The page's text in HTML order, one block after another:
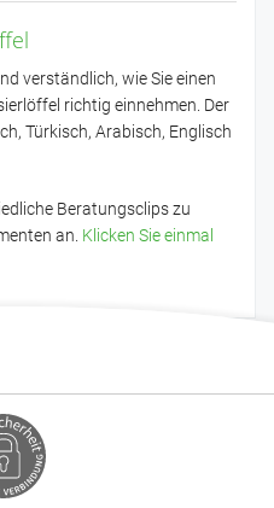
verständlich, wie Sie einen
richtig einnehmen. Der
Türkisch, Arabisch, Englisch
Beratungsclips zu
an. Klicken Sie einmal